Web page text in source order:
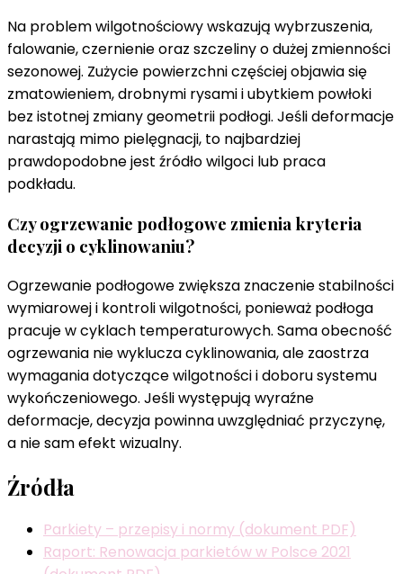
Na problem wilgotnościowy wskazują wybrzuszenia,
falowanie, czernienie oraz szczeliny o dużej zmienności
sezonowej. Zużycie powierzchni częściej objawia się
zmatowieniem, drobnymi rysami i ubytkiem powłoki
bez istotnej zmiany geometrii podłogi. Jeśli deformacje
narastają mimo pielęgnacji, to najbardziej
prawdopodobne jest źródło wilgoci lub praca
podkładu.
Czy ogrzewanie podłogowe zmienia kryteria
decyzji o cyklinowaniu?
Ogrzewanie podłogowe zwiększa znaczenie stabilności
wymiarowej i kontroli wilgotności, ponieważ podłoga
pracuje w cyklach temperaturowych. Sama obecność
ogrzewania nie wyklucza cyklinowania, ale zaostrza
wymagania dotyczące wilgotności i doboru systemu
wykończeniowego. Jeśli występują wyraźne
deformacje, decyzja powinna uwzględniać przyczynę,
a nie sam efekt wizualny.
Źródła
Parkiety – przepisy i normy (dokument PDF)
Raport: Renowacja parkietów w Polsce 2021